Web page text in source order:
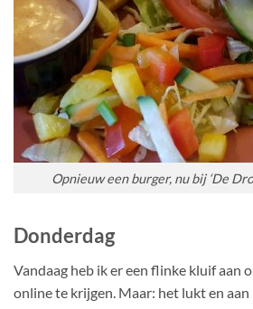
Opnieuw een burger, nu bij ‘De
Donderdag
Vandaag heb ik er een flinke kluif aan
online te krijgen. Maar: het lukt en aan